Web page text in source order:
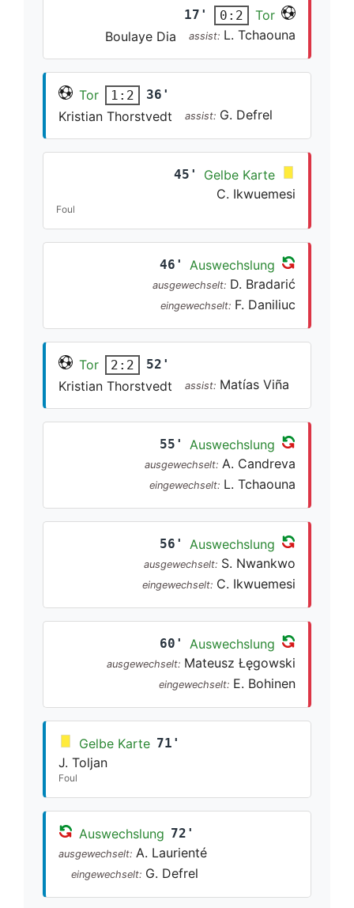
17' 0:2
Tor
Boulaye Dia
assist: L. Tchaouna
Tor 1:2 36'
Kristian Thorstvedt assist: G. Defrel
45'
Gelbe Karte
C. Ikwuemesi
Foul
46' Auswechslung
ausgewechselt: D. Bradarić
eingewechselt: F. Daniliuc
Tor 2:2 52'
Kristian Thorstvedt assist: Matías Viña
55' Auswechslung
ausgewechselt: A. Candreva
eingewechselt: L. Tchaouna
56' Auswechslung
ausgewechselt: S. Nwankwo
eingewechselt: C. Ikwuemesi
60' Auswechslung
ausgewechselt: Mateusz Łęgowski
eingewechselt: E. Bohinen
Gelbe Karte 71'
J. Toljan
Foul
Auswechslung 72'
ausgewechselt: A. Laurienté
eingewechselt: G. Defrel